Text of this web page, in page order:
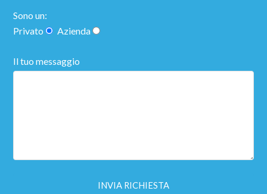
Sono un:
Privato
Azienda
Il tuo messaggio